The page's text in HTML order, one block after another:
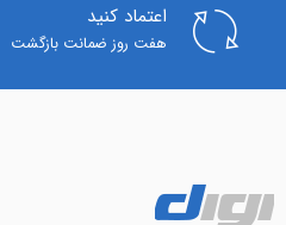
اعتماد کنید
هفت روز ضمانت بازگشت